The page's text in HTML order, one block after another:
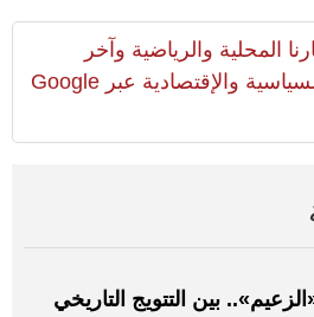
المحلية والرياضية وآخر
المستجدات السياسية والإقتصادية عبر Google
بين التتويج التاريخي